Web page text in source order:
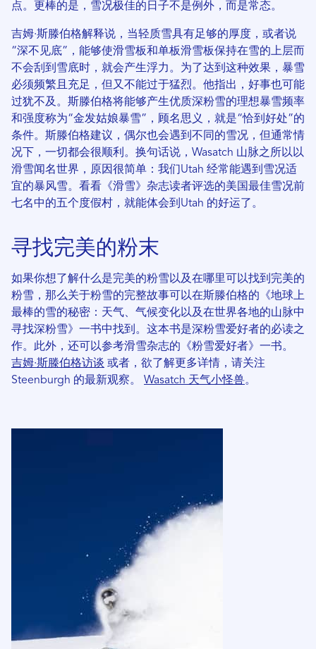
点。更棒的是，雪况极佳的日子不是例外，而是常态。
吉姆·斯滕伯格解释说，当轻质雪具有足够的厚度，或者说
“深不见底”，能够使滑雪板和单板滑雪板保持在雪的上层而
不会刮到雪底时，就会产生浮力。为了达到这种效果，暴雪
必须频繁且充足，但又不能过于猛烈。他指出，好事也可能
过犹不及。斯滕伯格将能够产生优质深粉雪的理想暴雪频率
和强度称为“金发姑娘暴雪”，顾名思义，就是“恰到好处”的
条件。斯滕伯格建议，偶尔也会遇到不同的雪况，但通常情
况下，一切都会很顺利。换句话说，Wasatch 山脉之所以以
滑雪闻名世界，原因很简单：我们Utah 经常能遇到雪况适
宜的暴风雪。看看《滑雪》杂志读者评选的美国最佳雪况前
七名中的五个度假村，就能体会到Utah 的好运了。
寻找完美的粉末
如果你想了解什么是完美的粉雪以及在哪里可以找到完美的
粉雪，那么关于粉雪的完整故事可以在斯滕伯格的《地球上
最棒的雪的秘密：天气、气候变化以及在世界各地的山脉中
寻找深粉雪》一书中找到。这本书是深粉雪爱好者的必读之
作。此外，还可以参考滑雪杂志的《粉雪爱好者》一书。
吉姆·斯滕伯格访谈 或者，欲了解更多详情，请关注
Steenburgh 的最新观察。 Wasatch 天气小怪兽。